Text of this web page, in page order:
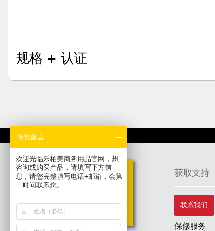
规格 + 认证
获取支持
联系我们
保修服务
请您留言
欢迎光临乐柏美商务用品官网，想
咨询或购买产品，请填写下方信
息，请您完整填写电话+邮箱，会第
一时间联系您。